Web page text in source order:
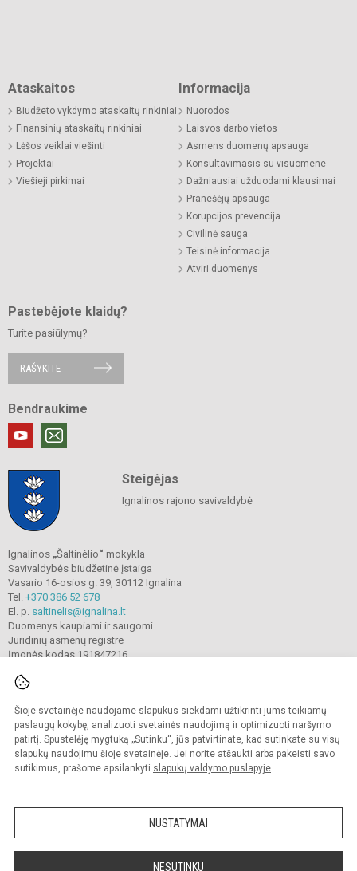
Šioje svetainėje naudojame slapukus siekdami užtikrinti jums teikiamų
paslaugų kokybę, analizuoti svetainės naudojimą ir optimizuoti naršymo
patirtį. Spustelėję mygtuką „Sutinku“, jūs patvirtinate, kad sutinkate su visų
slapukų naudojimu šioje svetainėje. Jei norite atšaukti arba pakeisti savo
sutikimus, prašome apsilankyti slapukų valdymo puslapyje.
NUSTATYMAI
NESUTINKU
Ataskaitos
Biudžeto vykdymo ataskaitų rinkiniai
Finansinių ataskaitų rinkiniai
Lėšos veiklai viešinti
Projektai
Viešieji pirkimai
Informacija
Nuorodos
Laisvos darbo vietos
Asmens duomenų apsauga
Konsultavimasis su visuomene
Dažniausiai užduodami klausimai
Pranešėjų apsauga
Korupcijos prevencija
Civilinė sauga
Teisinė informacija
Atviri duomenys
Pastebėjote klaidų?
Turite pasiūlymų?
RAŠYKITE
Bendraukime
Steigėjas
Ignalinos rajono savivaldybė
Ignalinos „Šaltinėlio“ mokykla
Savivaldybės biudžetinė įstaiga
Vasario 16-osios g. 39, 30112 Ignalina
Tel. +370 386 52 678
El. p. saltinelis@ignalina.lt
Duomenys kaupiami ir saugomi
Juridinių asmenų registre
Įmonės kodas 191847216
© 2022. Ignalinos„Šaltinėlio “mokykla. Visos teisės saugomos.
Kopijuoti turinį be raštiško gimnazijos sutikimo griežtai draudžiama.
Prieinamumo paraiška Slapukų valdymas
Sumanus būdas atnaujinti